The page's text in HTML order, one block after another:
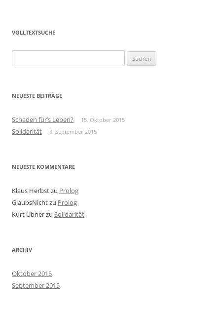
VOLLTEXTSUCHE
nach:
NEUESTE BEITRÄGE
Schaden für’s Leben? 15. Oktober 2015
Solidarität 8. September 2015
NEUESTE KOMMENTARE
Klaus Herbstzu Prolog
GlaubsNichtzu Prolog
Kurt Ubnerzu Solidarität
ARCHIV
Oktober 2015
September 2015